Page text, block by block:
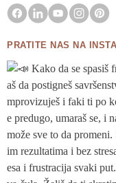
PRATITE NAS NA